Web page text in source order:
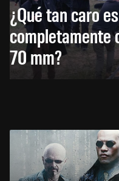
¿Qué tan caro
completamente
70 mm?